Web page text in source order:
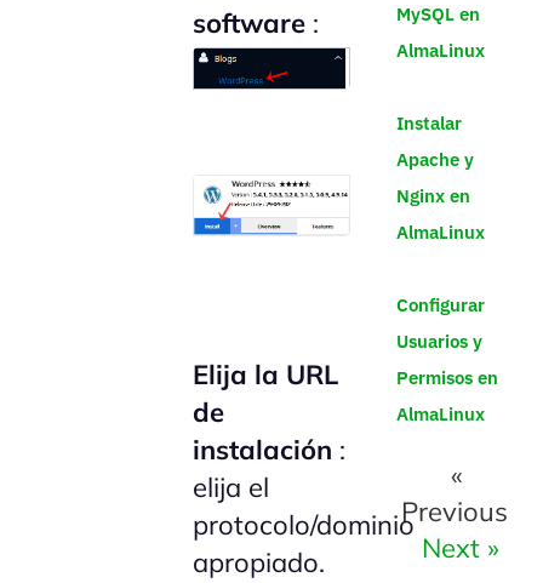
software :
Elija la URL
de
instalación :
elija el
protocolo/dominio
apropiado.
MySQL en
AlmaLinux
Instalar
Apache y
Nginx en
AlmaLinux
Configurar
Usuarios y
Permisos en
AlmaLinux
«
Previous
Next »